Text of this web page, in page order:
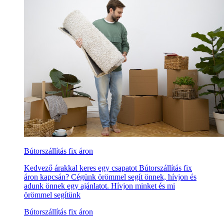
Bútorszállítás fix áron
Kedvező árakkal keres egy csapatot Bútorszállítás fix
áron kapcsán? Cégünk örömmel segít önnek, hívjon és
adunk önnek egy ajánlatot. Hívjon minket és mi
örömmel segítünk
Bútorszállítás fix áron